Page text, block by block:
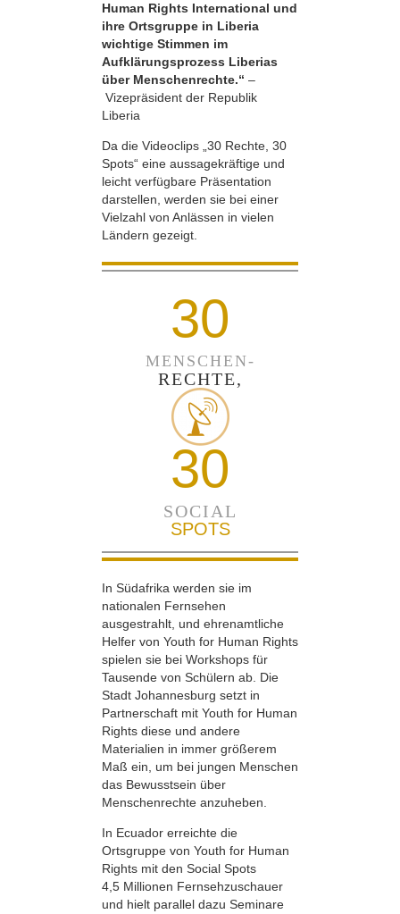
Human Rights International und
ihre Ortsgruppe in Liberia
wichtige Stimmen im
Aufklärungsprozess Liberias
über Menschenrechte.“ –
Vizepräsident der Republik
Liberia
Da die Videoclips „30 Rechte, 30
Spots“ eine aussagekräftige und
leicht verfügbare Präsentation
darstellen, werden sie bei einer
Vielzahl von Anlässen in vielen
Ländern gezeigt.
30
MENSCHEN-
RECHTE,
30
SOCIAL
SPOTS
In Südafrika werden sie im
nationalen Fernsehen
ausgestrahlt, und ehrenamtliche
Helfer von Youth for Human Rights
spielen sie bei Workshops für
Tausende von Schülern ab. Die
Stadt Johannesburg setzt in
Partnerschaft mit Youth for Human
Rights diese und andere
Materialien in immer größerem
Maß ein, um bei jungen Menschen
das Bewusstsein über
Menschenrechte anzuheben.
In Ecuador erreichte die
Ortsgruppe von Youth for Human
Rights mit den Social Spots
4,5 Millionen Fernsehzuschauer
und hielt parallel dazu Seminare